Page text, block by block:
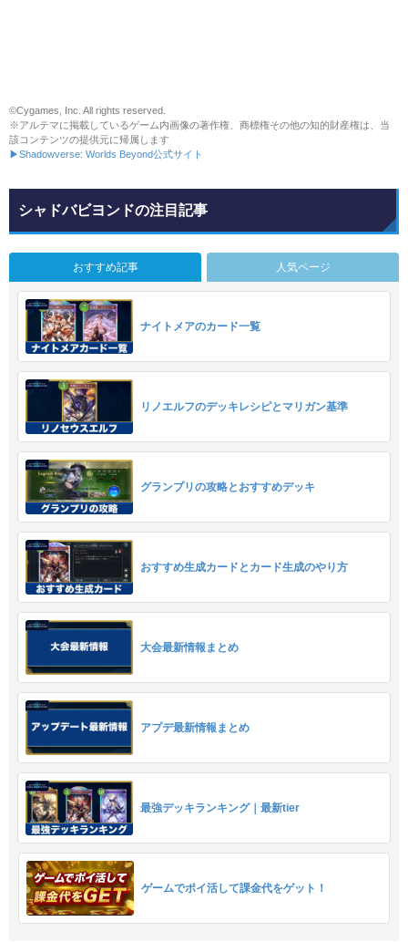
©Cygames, Inc. All rights reserved.
※アルテマに掲載しているゲーム内画像の著作権、商標権その他の知的財産権は、当
該コンテンツの提供元に帰属します
▶Shadowverse: Worlds Beyond公式サイト
シャドバビヨンドの注目記事
おすすめ記事 人気ページ
ナイトメアのカード一覧
リノエルフのデッキレシピとマリガン基準
グランプリの攻略とおすすめデッキ
おすすめ生成カードとカード生成のやり方
大会最新情報まとめ
アプデ最新情報まとめ
最強デッキランキング｜最新tier
ゲームでポイ活して課金代をゲット！